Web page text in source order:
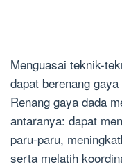
Menguasai teknik-
dapat berenang
Renang gaya dada
antaranya: dapat
paru-paru,
serta melatih